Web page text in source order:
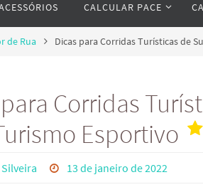
CALCULAR PACE
de Rua Dicas para Corridas Turísticas de
Corridas
Esportivo
13 de janeiro de 2022